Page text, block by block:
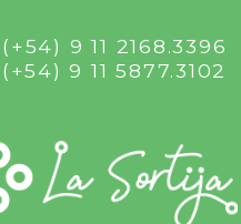
(+54) 9 11 2168.3396
(+54) 9 11 5877.3102